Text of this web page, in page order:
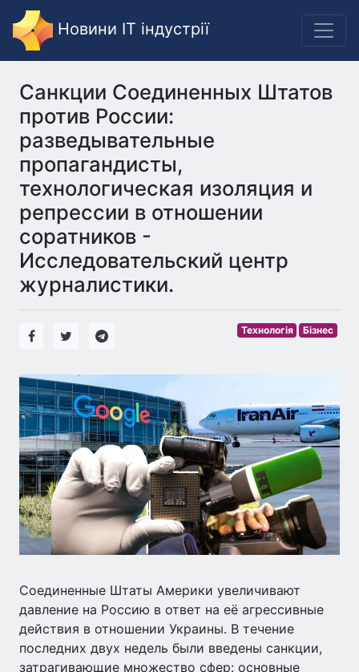
Новини IT індустрії
Санкции Соединенных Штатов
против России:
разведывательные
пропагандисты,
технологическая изоляция и
репрессии в отношении
соратников -
Исследовательский центр
журналистики.
Технологія Бізнес
Соединенные Штаты Америки увеличивают
давление на Россию в ответ на её агрессивные
действия в отношении Украины. В течение
последних двух недель были введены санкции,
затрагивающие множество сфер: основные